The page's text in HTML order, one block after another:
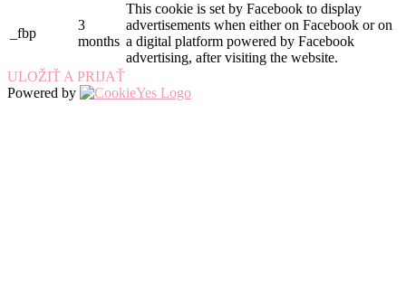
_fbp
3
months
This cookie is set by Facebook to display
advertisements when either on Facebook or on
a digital platform powered by Facebook
advertising, after visiting the website.
ULOŽIŤ A PRIJAŤ
Powered by